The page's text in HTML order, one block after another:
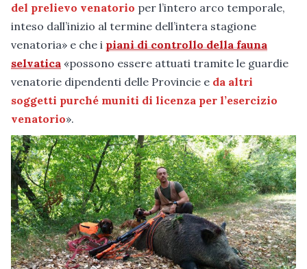
del prelievo venatorio per l’intero arco temporale,
inteso dall’inizio al termine dell’intera stagione
venatoria» e che i piani di controllo della fauna
selvatica «possono essere attuati tramite le guardie
venatorie dipendenti delle Provincie e da altri
soggetti purché muniti di licenza per l’esercizio
venatorio».